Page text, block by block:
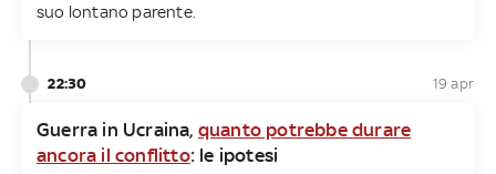
suo lontano parente.
22:30 19 apr
Guerra in Ucraina, quanto potrebbe durare
ancora il conflitto: le ipotesi